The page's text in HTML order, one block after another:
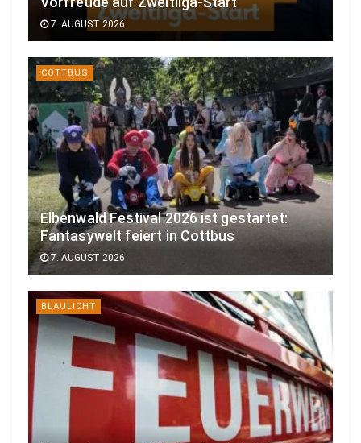
7. AUGUST 2026
COTTBUS
Elbenwald Festival 2026 ist gestartet:
Fantasywelt feiert in Cottbus
7. AUGUST 2026
BLAULICHT